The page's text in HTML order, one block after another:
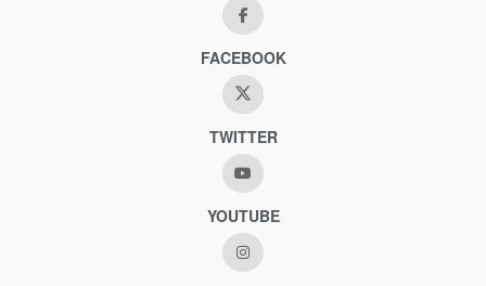
FACEBOOK
TWITTER
YOUTUBE